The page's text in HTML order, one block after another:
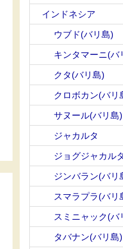
インドネシア
ウブド(バリ島)
キンタマーニ(バ
クタ(バリ島)
クロボカン(バリ
サヌール(バリ島)
ジャカルタ
ジョグジャカル
ジンバラン(バリ
スマラプラ(バリ
スミニャック(バ
タバナン(バリ島)